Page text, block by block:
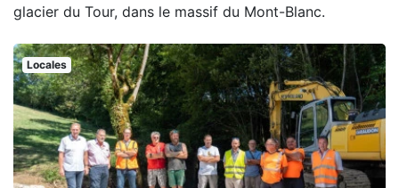
glacier du Tour, dans le massif du Mont-Blanc.
Locales